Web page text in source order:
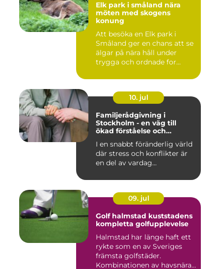
Elk park i småland nära
möten med skogens
konung
Att besöka en Elk park i
Småland ger en chans att se
älgar på nära håll under
trygga och ordnade for...
10. jul
Familjerådgivning i
Stockholm - en väg till
ökad förståelse och
I en snabbt föränderlig värld
där stress och konflikter är
en del av vardag...
09. jul
Golf halmstad kuststadens
kompletta golfupplevelse
Halmstad har länge haft ett
rykte som en av Sveriges
främsta golfstäder.
Kombinationen av havsnära